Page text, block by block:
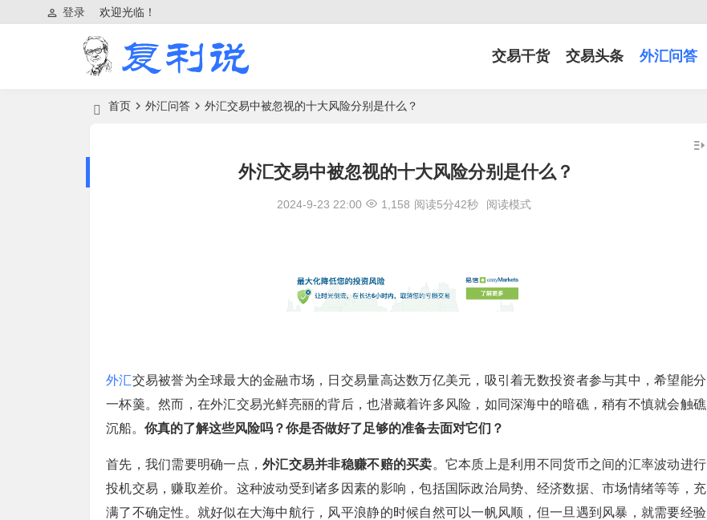
欢迎光临！
登录
交易干货 交易头条 外汇问答
首页 外汇问答 外汇交易中被忽视的十大风险分别是什么？
外汇交易中被忽视的十大风险分别是什么？
2024-9-23 22:00 1,158 阅读5分42秒 阅读模式
外汇交易被誉为全球最大的金融市场，日交易量高达数万亿美元，吸引着无数投资者参与其中，希望能分
一杯羹。然而，在外汇交易光鲜亮丽的背后，也潜藏着许多风险，如同深海中的暗礁，稍有不慎就会触礁
沉船。 你真的了解这些风险吗？你是否做好了足够的准备去面对它们？
首先，我们需要明确一点，外汇交易并非稳赚不赔的买卖。它本质上是利用不同货币之间的汇率波动进行
投机交易，赚取差价。这种波动受到诸多因素的影响，包括国际政治局势、经济数据、市场情绪等等，充
满了不确定性。就好似在大海中航行，风平浪静的时候自然可以一帆风顺，但一旦遇到风暴，就需要经验